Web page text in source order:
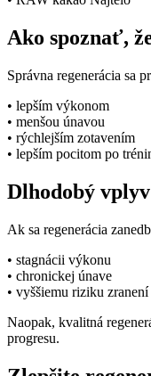
Ako spoznať,
Správna regenerácia sa
• lepším výkonom
• menšou únavou
• rýchlejším zotavením
• lepším pocitom po
Dlhodobý
Ak sa regenerácia
• stagnácii výkonu
• chronickej únave
• vyššiemu riziku zranení
Naopak, kvalitná
progresu.